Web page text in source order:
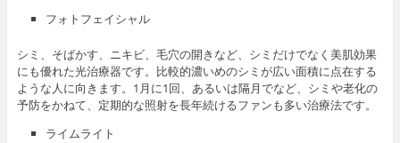
フォトフェイシャル
シミ、そばかす、ニキビ、毛穴の開きなど、シミだけでなく美肌効果
にも優れた光治療器です。比較的濃いめのシミが広い面積に点在する
ような人に向きます。1月に1回、あるいは隔月でなど、シミや老化の
予防をかねて、定期的な照射を長年続けるファンも多い治療法です。
ライムライト